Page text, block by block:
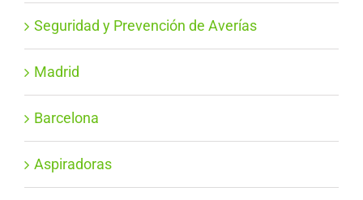
Seguridad y Prevención de Averías
Madrid
Barcelona
Aspiradoras